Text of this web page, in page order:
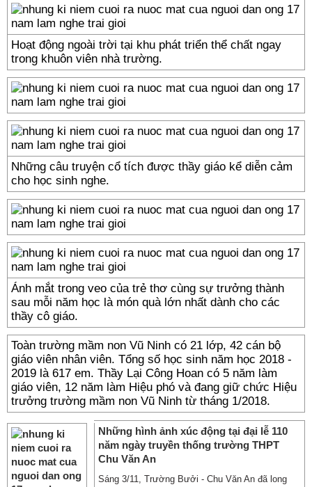
Hoạt động ngoài trời tại khu phát triển thể chất ngay
trong khuôn viên nhà trường.
Những câu truyện cổ tích được thầy giáo kể diễn cảm
cho học sinh nghe.
Ánh mắt trong veo của trẻ thơ cùng sự trưởng thành
sau mỗi năm học là món quà lớn nhất dành cho các
thầy cô giáo.
Toàn trường mầm non Vũ Ninh có 21 lớp, 42 cán bộ
giáo viên nhân viên. Tổng số học sinh năm học 2018 -
2019 là 617 em. Thầy Lại Công Hoan có 5 năm làm
giáo viên, 12 năm làm Hiệu phó và đang giữ chức Hiệu
trưởng trường mầm non Vũ Ninh từ tháng 1/2018.
Những hình ảnh xúc động tại đại lễ 110
năm ngày truyền thống trường THPT
Chu Văn An
Sáng 3/11, Trường Bưởi - Chu Văn An đã long